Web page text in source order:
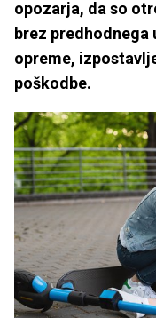
opozarja, da so
brez predhodnega
opreme,
poškodbe.